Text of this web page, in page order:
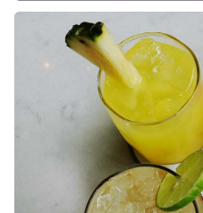
Ayrıntıları göster